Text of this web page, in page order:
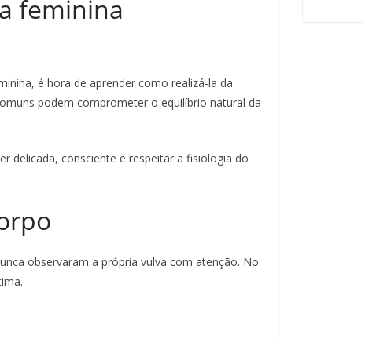
feminina
é hora de aprender como realizá-la da
podem comprometer o equilíbrio natural da
delicada, consciente e respeitar a fisiologia do
observaram a própria vulva com atenção. No